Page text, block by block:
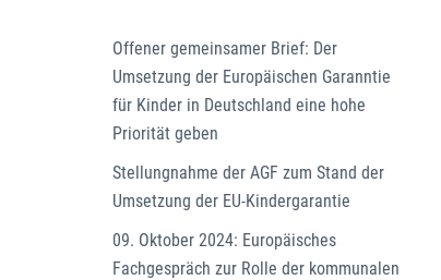
Offener gemeinsamer Brief: Der
Umsetzung der Europäischen Garanntie
für Kinder in Deutschland eine hohe
Priorität geben
Stellungnahme der AGF zum Stand der
Umsetzung der EU-Kindergarantie
09. Oktober 2024: Europäisches
Fachgespräch zur Rolle der kommunalen